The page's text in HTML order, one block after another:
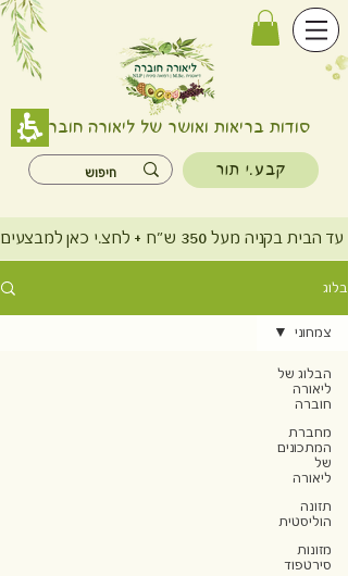
סודות בריאות ואושר של ליאורה חוברה
קבע.י תור
ש"ח + לחצ.י כאן למבצעים
בלוג
הבלוג של
ליאורה
חוברה
מחברת
המתכונים
של
ליאורה
תזונה
הוליסטית
מזונות
סירטפוד
צמחוני